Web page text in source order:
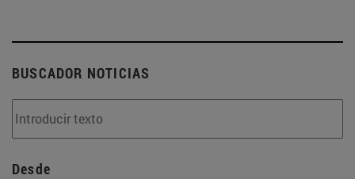
BUSCADOR NOTICIAS
Desde